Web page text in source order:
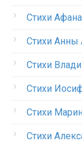
Стихи
Стихи Анны
Стихи
Стихи
Стихи
Стихи